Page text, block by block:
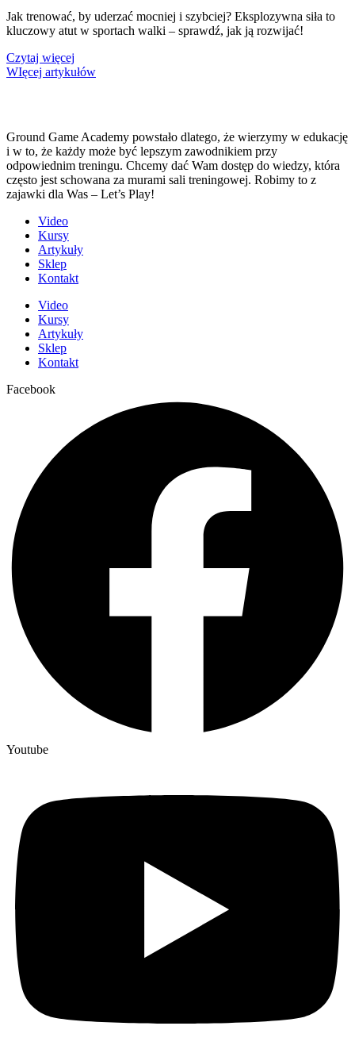
Jak trenować, by uderzać mocniej i szybciej? Eksplozywna siła to
kluczowy atut w sportach walki – sprawdź, jak ją rozwijać!
Czytaj więcej
WIęcej artykułów
Ground Game Academy powstało dlatego, że wierzymy w edukację
i w to, że każdy może być lepszym zawodnikiem przy
odpowiednim treningu. Chcemy dać Wam dostęp do wiedzy, która
często jest schowana za murami sali treningowej. Robimy to z
zajawki dla Was – Let’s Play!
Video
Kursy
Artykuły
Sklep
Kontakt
Video
Kursy
Artykuły
Sklep
Kontakt
Facebook
Youtube